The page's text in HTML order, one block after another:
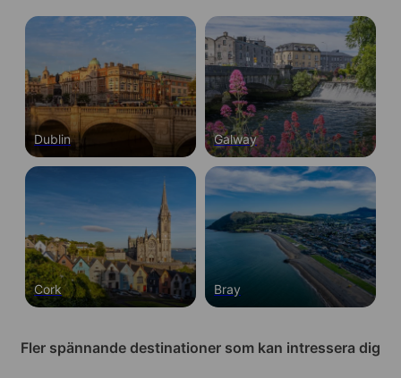
Dublin Galway
Cork Bray
Fler spännande destinationer som kan intressera dig